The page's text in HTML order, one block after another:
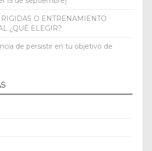
O ENTRENAMIENTO
¿QUÉ ELEGIR?
de persistir en tu objetivo de